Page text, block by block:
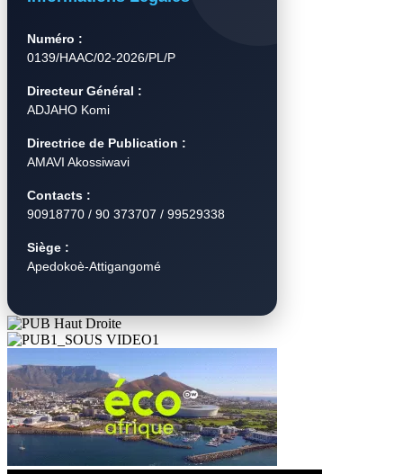
Numéro :
0139/HAAC/02-2026/PL/P
Directeur Général :
ADJAHO Komi
Directrice de Publication :
AMAVI Akossiwavi
Contacts :
90918770 / 90 373707 / 99529338
Siège :
Apedokoè-Attigangomé